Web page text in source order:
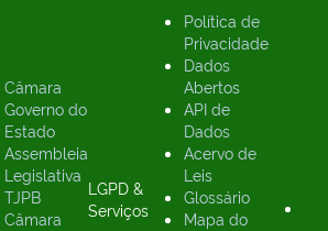
Câmara
Governo do
Estado
Assembleia
Legislativa
TJPB
Câmara
LGPD &
Serviços
Política de
Privacidade
Dados
Abertos
API de
Dados
Acervo de
Leis
Glossário
Mapa do